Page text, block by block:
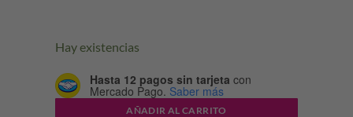
$38.925,11.
$27.247,58.
Hay existencias
Hasta 12 pagos sin tarjeta con
Mercado Pago. Saber más
AÑADIR AL CARRITO